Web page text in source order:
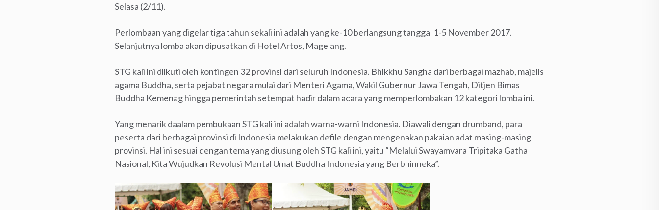
Selasa (2/11).
Perlombaan yang digelar tiga tahun sekali ini adalah yang ke-10 berlangsung tanggal 1-5 November 2017.
Selanjutnya lomba akan dipusatkan di Hotel Artos, Magelang.
STG kali ini diikuti oleh kontingen 32 provinsi dari seluruh Indonesia. Bhikkhu Sangha dari berbagai mazhab, majelis
agama Buddha, serta pejabat negara mulai dari Menteri Agama, Wakil Gubernur Jawa Tengah, Ditjen Bimas
Buddha Kemenag hingga pemerintah setempat hadir dalam acara yang memperlombakan 12 kategori lomba ini.
Yang menarik daalam pembukaan STG kali ini adalah warna-warni Indonesia. Diawali dengan drumband, para
peserta dari berbagai provinsi di Indonesia melakukan defile dengan mengenakan pakaian adat masing-masing
provinsi. Hal ini sesuai dengan tema yang diusung oleh STG kali ini, yaitu “Melalui Swayamvara Tripitaka Gatha
Nasional, Kita Wujudkan Revolusi Mental Umat Buddha Indonesia yang Berbhinneka”.